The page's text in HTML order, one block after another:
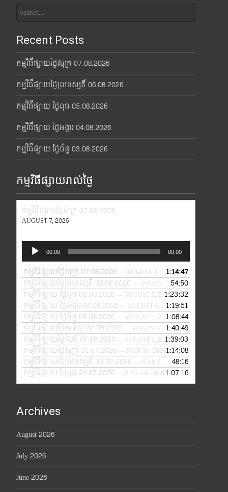
for:
Recent Posts
កម្មវិធីផ្សាយថ្ងៃសុក្រ 07.08.2026
កម្មវិធីផ្សាយថ្ងៃព្រហស្បតិ៍ 06.08.2026
កម្មវិធីផ្សាយ ថ្ងៃពុធ 05.08.2026
កម្មវិធីផ្សាយ ថ្ងៃអង្គារ 04.08.2026
កម្មវិធីផ្សាយ ថ្ងៃច័ន្ទ 03.08.2026
កម្មវិធីផ្សាយរាល់ថ្ងៃ
កម្មវិធីផ្សាយថ្ងៃសុក្រ 07.08.2026
AUGUST 7, 2026
Audio
Player
00:00 00:00
កម្មវិធីផ្សាយថ្ងៃសុក្រ 07.08.2026— AUGUST 7, 2026
1:14:47
កម្មវិធីផ្សាយថ្ងៃព្រហស្បតិ៍ 06.08.2026
— AUGUST 6, 2026
54:50
កម្មវិធីផ្សាយ ថ្ងៃពុធ 05.08.2026
— AUGUST 5, 2026 1:23:32
កម្មវិធីផ្សាយ ថ្ងៃអង្គារ 04.08.2026
— AUGUST 4, 2026
1:19:51
កម្មវិធីផ្សាយ ថ្ងៃច័ន្ទ 03.08.2026
— AUGUST 3, 2026 1:08:44
កម្មវិធីផ្សាយថ្ងៃអាទិត្យ 02.08.2026
— AUGUST 2, 2026 1:40:49
កម្មវិធីផ្សាយថ្ងៃសៅរ៍ 01.08.2026
— AUGUST 1, 2026 1:39:03
កម្មវិធីផ្សាយថ្ងៃសុក្រ 31.07.2026
— JULY 31, 20261:14:08
កម្មវិធីផ្សាយថ្ងៃព្រហស្បតិ៍ 30.07.2026
— JULY 30, 2026
48:16
កម្មវិធីផ្សាយ ថ្ងៃពុធ 29.07.2026
— JULY 29, 20261:07:16
Archives
August 2026
July 2026
June 2026